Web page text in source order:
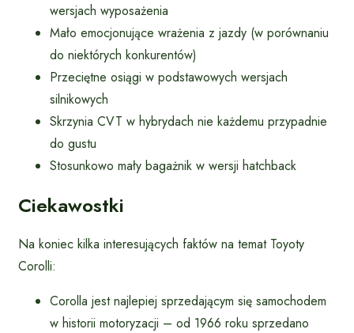
wersjach wyposażenia
Mało emocjonujące wrażenia z jazdy (w porównaniu
do niektórych konkurentów)
Przeciętne osiągi w podstawowych wersjach
silnikowych
Skrzynia CVT w hybrydach nie każdemu przypadnie
do gustu
Stosunkowo mały bagażnik w wersji hatchback
Ciekawostki
Na koniec kilka interesujących faktów na temat Toyoty
Corolli:
Corolla jest najlepiej sprzedającym się samochodem
w historii motoryzacji – od 1966 roku sprzedano